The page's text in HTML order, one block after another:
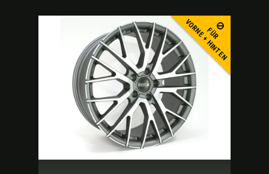
FÜR
VORNE + HINTEN